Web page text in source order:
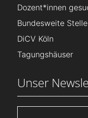
Dozent*innen
Bundesweite
DiCV Köln
Tagungshäuser
Unser